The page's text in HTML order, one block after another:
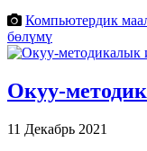
Компьютердик
бөлүмү
Окуу-
11 Декабрь 2021